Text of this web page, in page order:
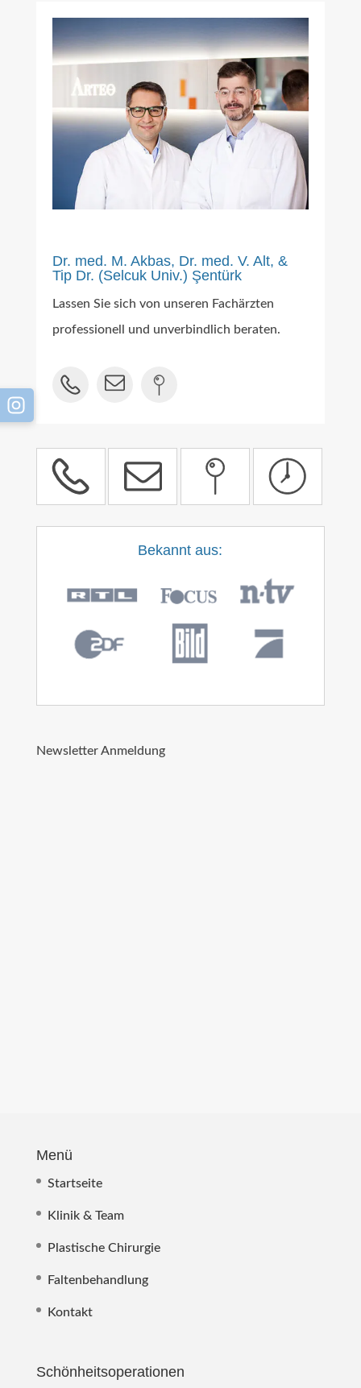
Dr. med. M. Akbas, Dr. med. V. Alt, &
Tip Dr. (Selcuk Univ.) Şentürk
Lassen Sie sich von unseren Fachärzten
professionell und unverbindlich beraten.
Bekannt aus:
Newsletter Anmeldung
Menü
Startseite
Klinik & Team
Plastische Chirurgie
Faltenbehandlung
Kontakt
Schönheitsoperationen